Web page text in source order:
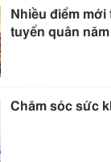
Nhiều điểm
tuyển quân năm
Chăm sóc sức